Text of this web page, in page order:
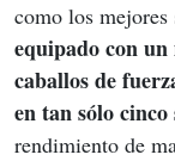
como los mejores
equipado con
caballos de
en tan sólo cinco
rendimiento de